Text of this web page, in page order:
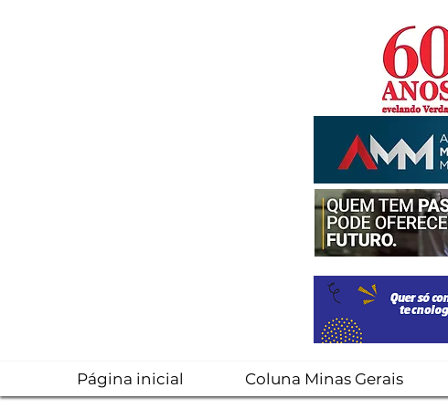
Página inicial Coluna Minas Gerais